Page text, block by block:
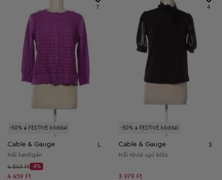
-50% a FESTIVE kóddal
7
Cable & Gauge L
Női kardigán
Kezdő ár:
4 849 Ft
Discount Price:
-8%
Csökkentett ár:
4 459 Ft
-50% a FESTIVE kóddal
4
Cable & Gauge S
Női rövid ujjú blúz
3 979 Ft